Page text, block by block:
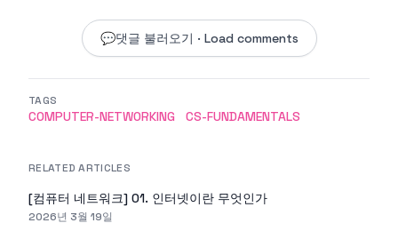
💬댓글 불러오기 · Load comments
TAGS
COMPUTER-NETWORKING CS-FUNDAMENTALS
RELATED ARTICLES
[컴퓨터 네트워크] 01. 인터넷이란 무엇인가
2026년 3월 19일